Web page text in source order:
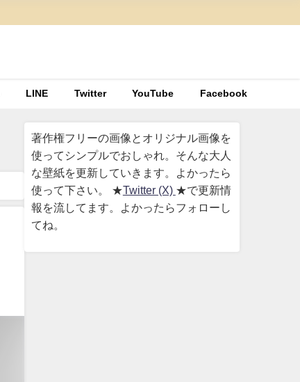
LINE Twitter YouTube Facebook
著作権フリーの画像とオリジナル画像を
使ってシンプルでおしゃれ。そんな大人
な壁紙を更新していきます。よかったら
使って下さい。 ★Twitter (X) ★で更新情
報を流してます。よかったらフォローし
てね。